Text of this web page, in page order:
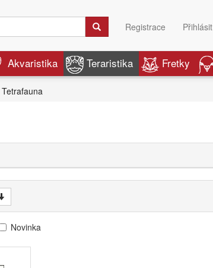
Registrace Přihlásit
Akvaristika Teraristika Fretky
Tetrafauna
Novinka